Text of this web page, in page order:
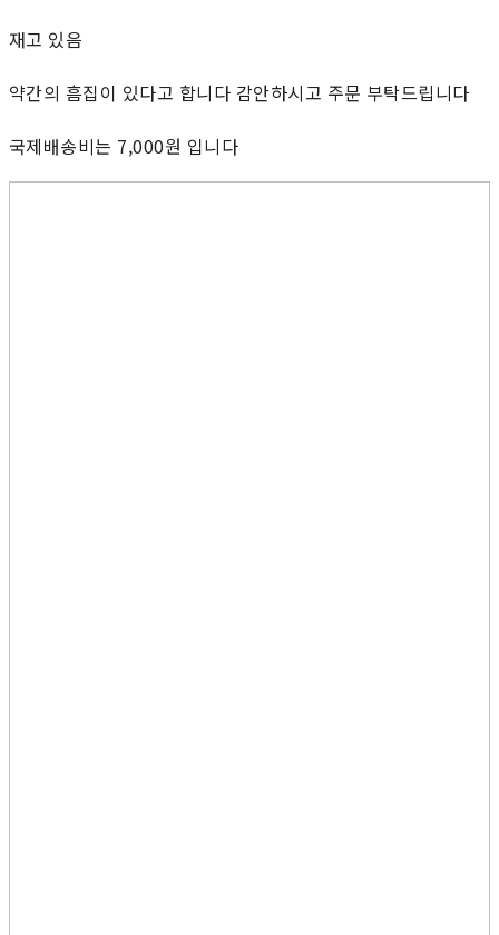
재고 있음
약간의 흠집이 있다고 합니다 감안하시고 주문 부탁드립니다
국제배송비는 7,000원 입니다